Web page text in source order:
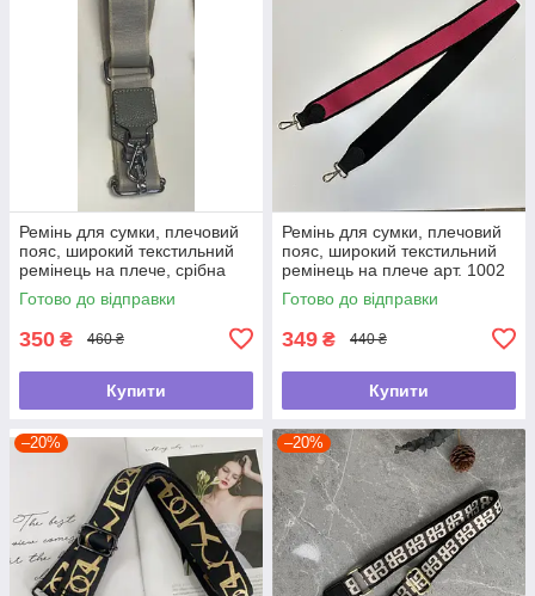
Ремінь для сумки, плечовий
пояс, широкий текстильний
ремінець на плече, срібна
фурнітура 10035 Сірий
Готово до відправки
350 ₴ 460 ₴
Купити
Ремінь для сумки, плечовий
пояс, широкий текстильний
ремінець на плече арт. 1002
Малиновий
Готово до відправки
349 ₴ 440 ₴
Купити
–20% –20%